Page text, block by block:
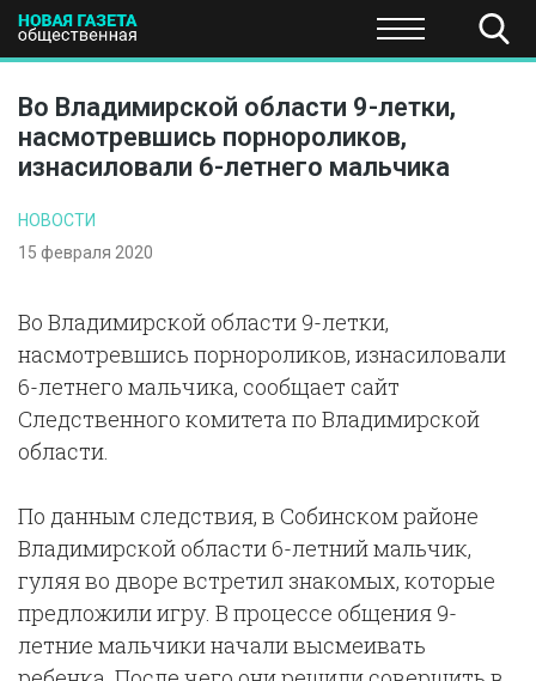
ПОЛИТИКА ЭКОНОМИКА НАУКА И
Во Владимирской области 9-летки,
насмотревшись порнороликов,
изнасиловали 6-летнего мальчика
НОВОСТИ
15 февраля 2020
Во Владимирской области 9-летки,
насмотревшись порнороликов, изнасиловали
6-летнего мальчика, сообщает сайт
Следственного комитета по Владимирской
области.
По данным следствия, в Собинском районе
Владимирской области 6-летний мальчик,
гуляя во дворе встретил знакомых, которые
предложили игру. В процессе общения 9-
летние мальчики начали высмеивать